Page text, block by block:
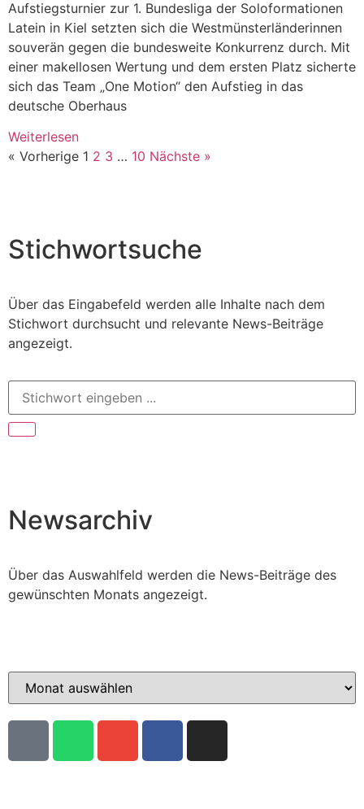
Aufstiegsturnier zur 1. Bundesliga der Soloformationen
Latein in Kiel setzten sich die Westmünsterländerinnen
souverän gegen die bundesweite Konkurrenz durch. Mit
einer makellosen Wertung und dem ersten Platz sicherte
sich das Team „One Motion“ den Aufstieg in das
deutsche Oberhaus
Weiterlesen
« Vorherige 1 2 3 … 10 Nächste »
Stichwortsuche
Über das Eingabefeld werden alle Inhalte nach dem
Stichwort durchsucht und relevante News-Beiträge
angezeigt.
Newsarchiv
Über das Auswahlfeld werden die News-Beiträge des
gewünschten Monats angezeigt.